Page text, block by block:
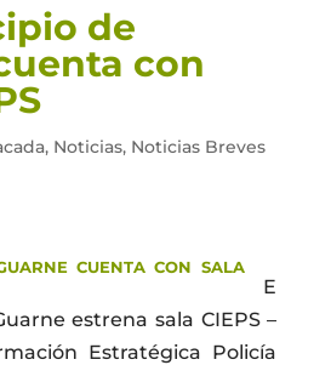
de
con
, Noticias, Noticias Breves
E
estrena sala CIEPS –
Estratégica Policía